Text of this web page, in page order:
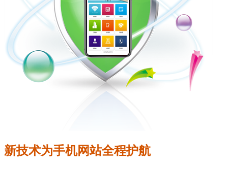
新技术为手机网站全程护航